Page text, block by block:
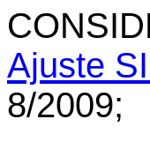
Ajuste
8/2009;